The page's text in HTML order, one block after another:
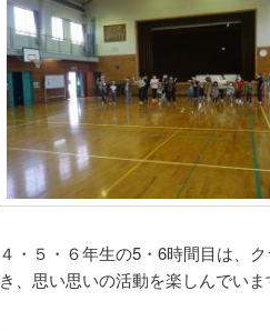
４・５・６年生の5・6時間目は、
き、思い思いの活動を楽しんでいま